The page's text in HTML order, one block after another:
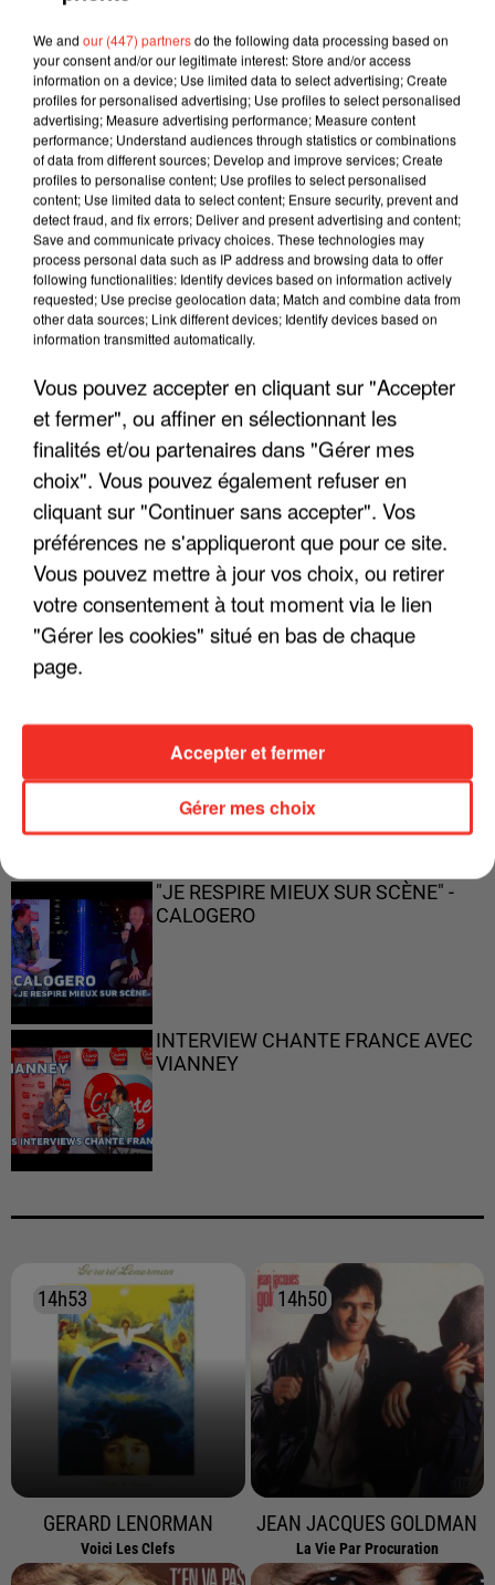
FRANCE
"JE SUIS À DISPOSITION DES
ENFOIRÉS"
"ON A TOUS LE TRAC"
"ON N'EST PAS DES PARENTS
PARFAITS"
"JE RESPIRE MIEUX SUR SCÈNE" -
CALOGERO
INTERVIEW CHANTE FRANCE AVEC
VIANNEY
14h53
14h53
GERARD LENORMAN
Voici Les Clefs
14h50
14h50
JEAN JACQUES GOLDMAN
La Vie Par Procuration
We and our (447) partnersdo the following data processing based on
your consent and/or our legitimate interest: Store and/or access
information on a device; Use limited data to select advertising; Create
profiles for personalised advertising; Use profiles to select personalised
advertising; Measure advertising performance; Measure content
performance; Understand audiences through statistics or combinations
of data from different sources; Develop and improve services; Create
profiles to personalise content; Use profiles to select personalised
content; Use limited data to select content; Ensure security, prevent and
detect fraud, and fix errors; Deliver and present advertising and content;
Save and communicate privacy choices. These technologies may
process personal data such as IP address and browsing data to offer
following functionalities: Identify devices based on information actively
requested; Use precise geolocation data; Match and combine data from
other data sources; Link different devices; Identify devices based on
information transmitted automatically.
Vous pouvez accepter en cliquant sur "Accepter
et fermer", ou affiner en sélectionnant les
finalités et/ou partenaires dans "Gérer mes
choix". Vous pouvez également refuser en
cliquant sur "Continuer sans accepter". Vos
préférences ne s'appliqueront que pour ce site.
Vous pouvez mettre à jour vos choix, ou retirer
votre consentement à tout moment via le lien
"Gérer les cookies" situé en bas de chaque
page.
Gérer mes choix
Accepter et fermer